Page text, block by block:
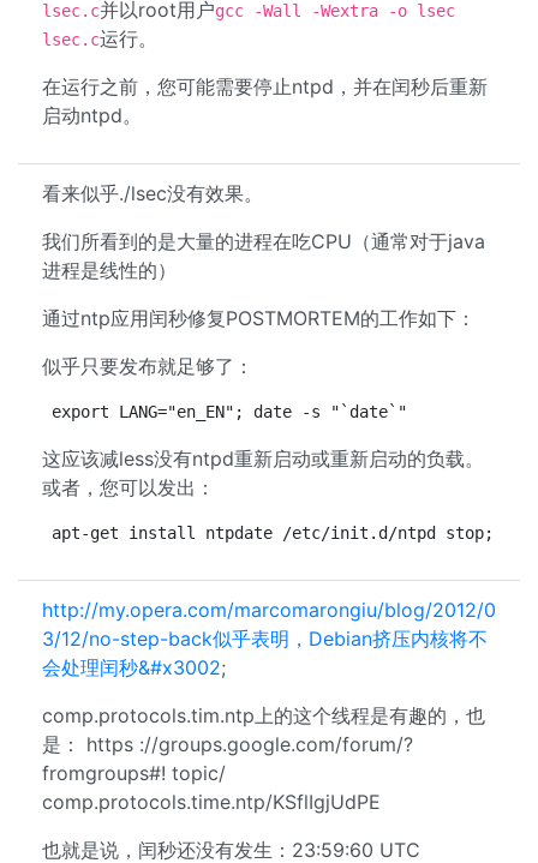
lsec.c并以root用户gcc -Wall -Wextra -o lsec
lsec.c运行。
在运行之前，您可能需要停止ntpd，并在闰秒后重新
启动ntpd。
看来似乎./lsec没有效果。
我们所看到的是大量的进程在吃CPU（通常对于java
进程是线性的）
通过ntp应用闰秒修复POSTMORTEM的工作如下：
似乎只要发布就足够了：
export LANG="en_EN"; date -s "`date`"
这应该减less没有ntpd重新启动或重新启动的负载。
或者，您可以发出：
apt-get install ntpdate /etc/init.d/ntpd stop;
http://my.opera.com/marcomarongiu/blog/2012/0
3/12/no-step-back似乎表明，Debian挤压内核将不
会处理闰秒&#x3002;
comp.protocols.tim.ntp上的这个线程是有趣的，也
是： https ://groups.google.com/forum/?
fromgroups#! topic/
comp.protocols.time.ntp/KSflIgjUdPE
也就是说，闰秒还没有发生：23:59:60 UTC